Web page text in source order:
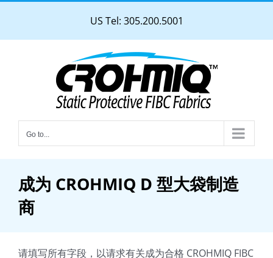
content
US Tel: 305.200.5001
Go to...
成为 CROHMIQ D 型大袋制造
商
请填写所有字段，以请求有关成为合格 CROHMIQ FIBC